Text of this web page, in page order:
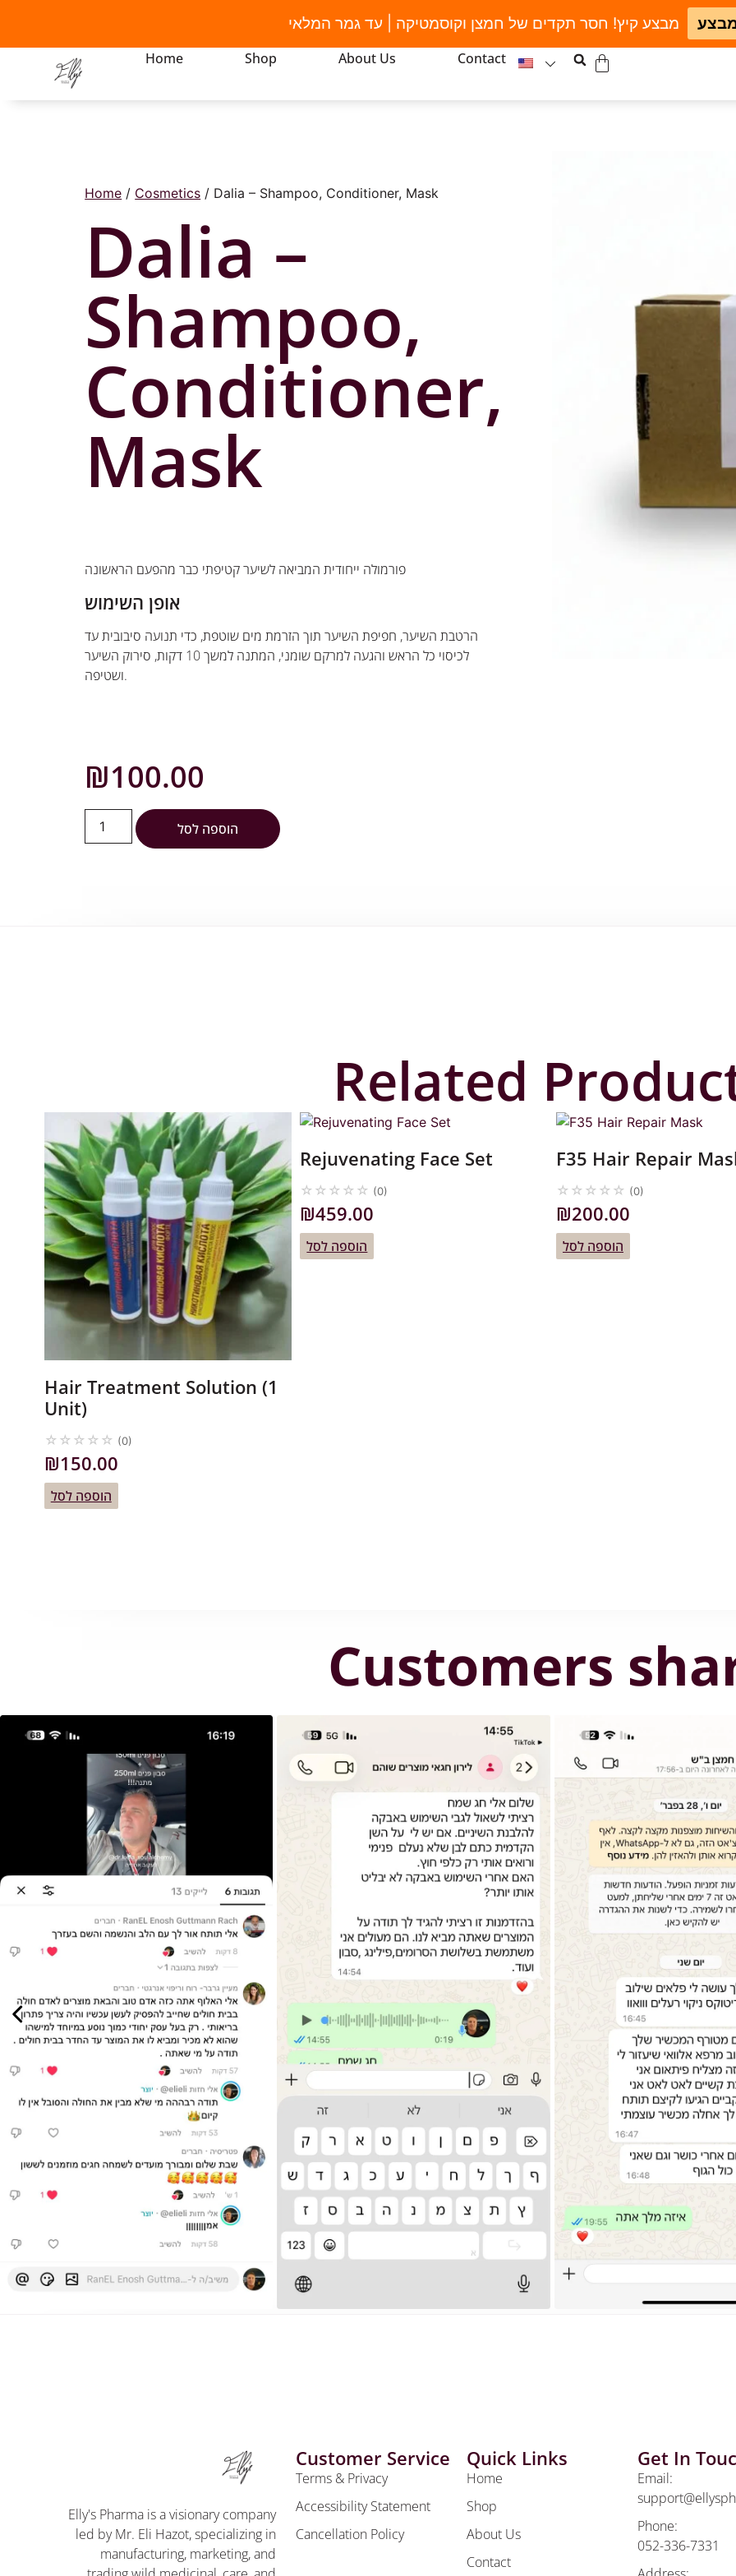
Home Shop About Us Contact
Home / Cosmetics / Dalia – Shampoo, Conditioner, Mask
Dalia –
Shampoo,
Conditioner,
Mask
פורמולה ייחודית המביאה לשיער קטיפתי כבר מהפעם הראשונה
אופן השימוש
הרטבת השיער, חפיפת השיער תוך הזרמת מים שוטפת, כדי תנועה סיבובית עד
לכיסוי כל הראש והגעה למרקם שומני, המתנה למשך 10 דקות, סירוק השיער
ושטיפה.
₪100.00
הוספה לסל
Related
Hair Treatment Solution (1
Unit)
☆ ☆ ☆ ☆ ☆ (0)
₪150.00
הוספה לסל
Rejuvenating Face Set
☆ ☆ ☆ ☆ ☆ (0)
₪459.00
הוספה לסל
F35 Hair Repair
☆ ☆ ☆ ☆ ☆ (0)
₪200.00
הוספה לסל
Customers
Elly's Pharma is a visionary company
led by Mr. Eli Hazot, specializing in
manufacturing, marketing, and
Customer Service
Terms & Privacy
Accessibility Statement
Cancellation Policy
Quick Links
Home
Shop
About Us
Contact
Get In
Email:
Phone:
052-336-7331
מבצע קיץ! חסר תקדים של חמצן וקוסמטיקה | עד גמר המלאי